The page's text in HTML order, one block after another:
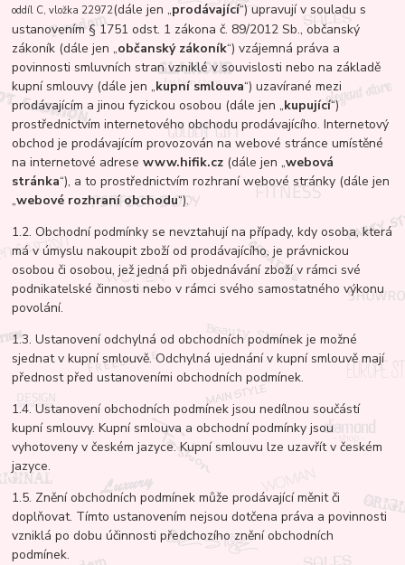
oddíl C, vložka 22972(dále jen „prodávající“) upravují v souladu s
ustanovením § 1751 odst. 1 zákona č. 89/2012 Sb., občanský
zákoník (dále jen „občanský zákoník“) vzájemná práva a
povinnosti smluvních stran vzniklé v souvislosti nebo na základě
kupní smlouvy (dále jen „kupní smlouva“) uzavírané mezi
prodávajícím a jinou fyzickou osobou (dále jen „kupující“)
prostřednictvím internetového obchodu prodávajícího. Internetový
obchod je prodávajícím provozován na webové stránce umístěné
na internetové adresewww.hifik.cz (dále jen „webová
stránka“), a to prostřednictvím rozhraní webové stránky (dále jen
„webové rozhraní obchodu“).
1.2. Obchodní podmínky se nevztahují na případy, kdy osoba, která
má v úmyslu nakoupit zboží od prodávajícího, je právnickou
osobou či osobou, jež jedná při objednávání zboží v rámci své
podnikatelské činnosti nebo v rámci svého samostatného výkonu
povolání.
1.3. Ustanovení odchylná od obchodních podmínek je možné
sjednat v kupní smlouvě. Odchylná ujednání v kupní smlouvě mají
přednost před ustanoveními obchodních podmínek.
1.4. Ustanovení obchodních podmínek jsou nedílnou součástí
kupní smlouvy. Kupní smlouva a obchodní podmínky jsou
vyhotoveny v českém jazyce. Kupní smlouvu lze uzavřít v českém
jazyce.
1.5. Znění obchodních podmínek může prodávající měnit či
doplňovat. Tímto ustanovením nejsou dotčena práva a povinnosti
vzniklá po dobu účinnosti předchozího znění obchodních
podmínek.